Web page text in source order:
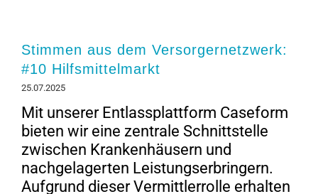
Stimmen aus dem Versorgernetzwerk:
#10 Hilfsmittelmarkt
25.07.2025
Mit unserer Entlassplattform Caseform
bieten wir eine zentrale Schnittstelle
zwischen Krankenhäusern und
nachgelagerten Leistungserbringern.
Aufgrund dieser Vermittlerrolle erhalten